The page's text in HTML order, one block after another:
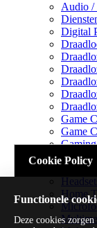
Audio /
Digital
Game
Game
Home
Cookie Policy
Functionele
Deze cookies